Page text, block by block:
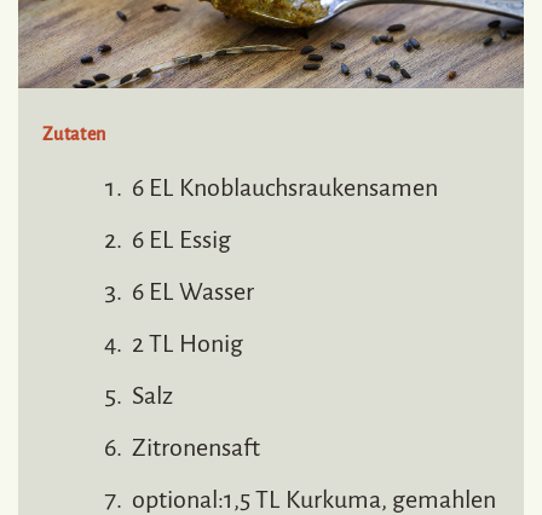
Zutaten
6 EL Knoblauchsraukensamen
6 EL Essig
6 EL Wasser
2 TL Honig
Salz
Zitronensaft
optional:1,5 TL Kurkuma, gemahlen